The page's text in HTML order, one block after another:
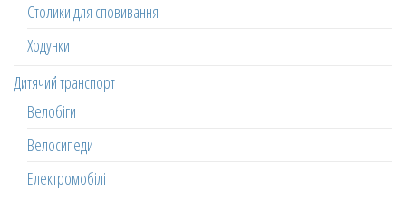
Столики для сповивання
Ходунки
Дитячий транспорт
Велобіги
Велосипеди
Електромобілі